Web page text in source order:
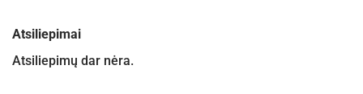
Atsiliepimai
Atsiliepimų dar nėra.